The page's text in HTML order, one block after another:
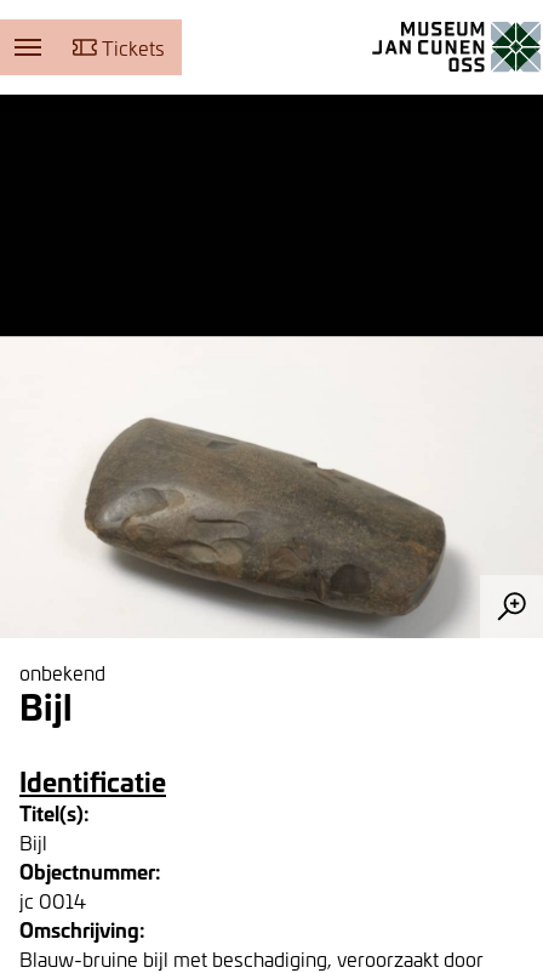
Tickets
onbekend
Bijl
Identificatie
Titel(s):
Bijl
Objectnummer:
jc 0014
Omschrijving:
Blauw-bruine bijl met beschadiging, veroorzaakt door